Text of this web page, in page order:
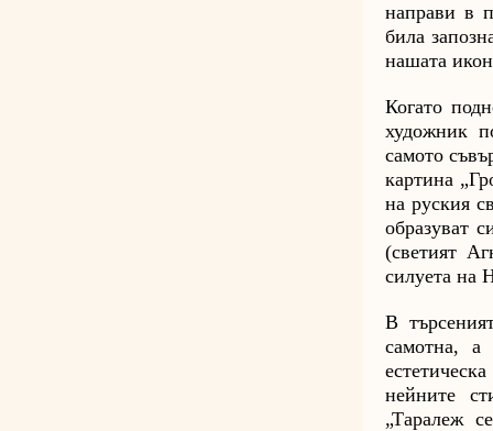
направи в
била
нашата
Когато
художник
самото
картина
на руския
образуват
(светият
силуета на
В
самотна, а
нейните
„Таралеж